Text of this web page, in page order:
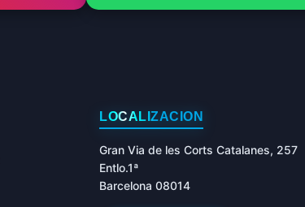
LOCALIZACIÓN
Gran Via de les Corts Catalanes, 257
Entlo.1ª
Barcelona 08014